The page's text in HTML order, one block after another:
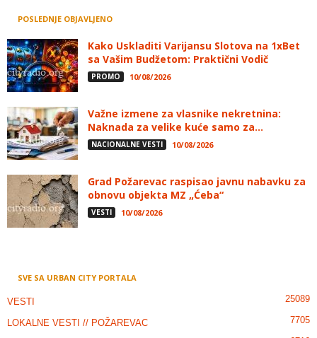
POSLEDNJE OBJAVLJENO
Kako Uskladiti Varijansu Slotova na 1xBet
sa Vašim Budžetom: Praktični Vodič
PROMO 10/08/2026
Važne izmene za vlasnike nekretnina:
Naknada za velike kuće samo za...
NACIONALNE VESTI 10/08/2026
Grad Požarevac raspisao javnu nabavku za
obnovu objekta MZ „Ćeba“
VESTI 10/08/2026
SVE SA URBAN CITY PORTALA
VESTI 25089
LOKALNE VESTI // POŽAREVAC
7705